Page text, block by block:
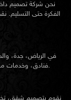
نحن شركة تصميم
الفكرة حتى التسليم.
في الرياض، جدة،
فنادق، وخدمات معمارية، بالإضافة إلى تنسيق الحدائق الخاصة والتجارية.